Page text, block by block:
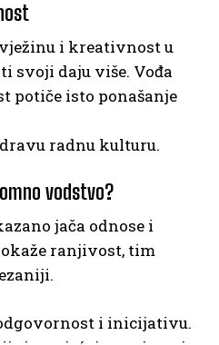
i kreativnost u
svoji daju više. Vođa
potiče isto ponašanje
radnu kulturu.
vodstvo?
jača odnose i
ranjivost, tim
i inicijativu.